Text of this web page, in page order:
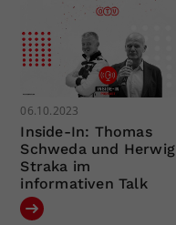
06.10.2023
Inside-In: Thomas
Schweda und Herwig
Straka im
informativen Talk